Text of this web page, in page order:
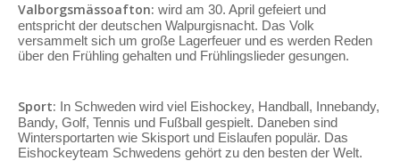
Valborgsmässoafton: wird am 30. April gefeiert und
entspricht der deutschen Walpurgisnacht. Das Volk
versammelt sich um große Lagerfeuer und es werden Reden
über den Frühling gehalten und Frühlingslieder gesungen.
Sport: In Schweden wird viel Eishockey, Handball, Innebandy,
Bandy, Golf, Tennis und Fußball gespielt. Daneben sind
Wintersportarten wie Skisport und Eislaufen populär. Das
Eishockeyteam Schwedens gehört zu den besten der Welt.